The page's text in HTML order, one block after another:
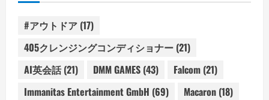
#アウトドア (17)
405クレンジングコンディショナー (21)
AI英会話(21) DMM GAMES (43) Falcom (21)
Immanitas Entertainment GmbH (69) Macaron (18)